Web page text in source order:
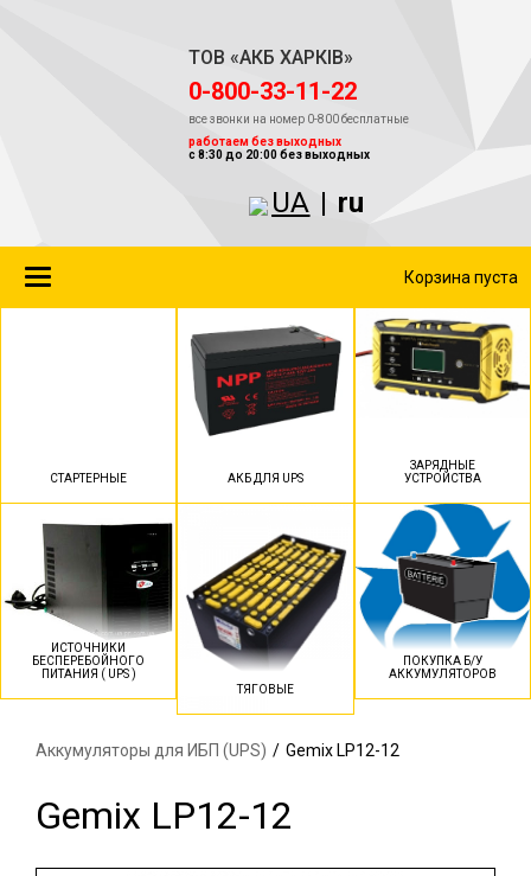
ТОВ «АКБ ХАРКІВ»
‎0-800-33-11-22
все звонки на номер 0-800 бесплатные
работаем без выходных
с 8:30 до 20:00 без выходных
UA | ru
Toggle
Корзина пуста
СТАРТЕРНЫЕ АКБ ДЛЯ UPS
ЗАРЯДНЫЕ
УСТРОЙСТВА
ИСТОЧНИКИ
БЕСПЕРЕБОЙНОГО
ПИТАНИЯ ( UPS )
ТЯГОВЫЕ
ПОКУПКА Б/У
АККУМУЛЯТОРОВ
Аккумуляторы для ИБП (UPS) / Gemix LP12-12
Gemix LP12-12